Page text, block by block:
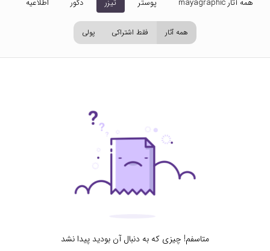
همه آثار mayagraphic پوستر تیزر دکور اطلاعیه
همه آثار فقط اشتراکی پولی
متاسفم! چیزی که به دنبال آن بودید پیدا نشد